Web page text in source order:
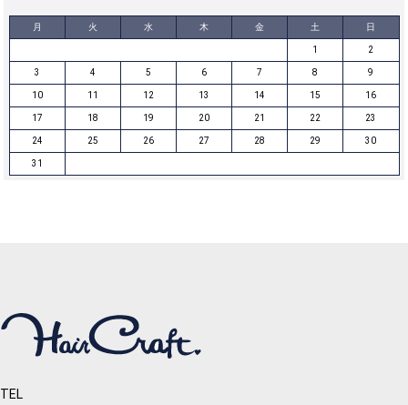
月 火 水 木 金 土 日
1 2
3 4 5 6 7 8 9
10 11 12 13 14 15 16
17 18 19 20 21 22 23
24 25 26 27 28 29 30
31
TEL